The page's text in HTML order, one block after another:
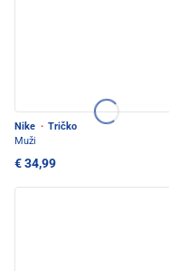
Nike · Tričko
Muži
€ 34,99